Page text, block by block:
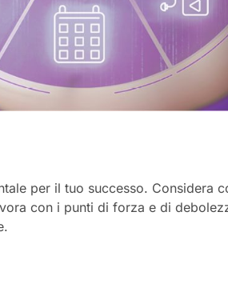
per il tuo successo. Considera
con i punti di forza e di